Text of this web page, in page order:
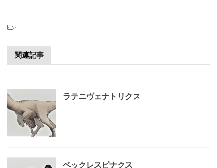
-
関連記事
ラテニヴェナトリクス
ベックレスピナクス